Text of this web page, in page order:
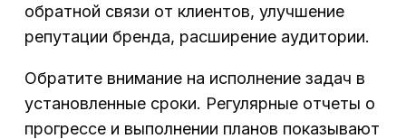
обратной связи от клиентов, улучшение
репутации бренда, расширение аудитории.
Обратите внимание на исполнение задач в
установленные сроки. Регулярные отчеты о
прогрессе и выполнении планов показывают